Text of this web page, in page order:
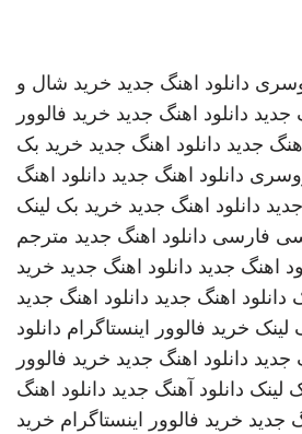
دانلود اهنگ جدید خرید شال و
جدید دانلود اهنگ جدید خرید فالوور
جدید دانلود اهنگ جدید خرید بک
دانلود اهنگ جدید دانلود اهنگ
دانلود اهنگ جدید خرید بک لینک
فارسی دانلود اهنگ جدید مترجم
اهنگ جدید دانلود اهنگ جدید خرید
دانلود اهنگ جدید دانلود اهنگ جدید
لینک خرید فالوور اینستاگرام دانلود
جدید دانلود اهنگ جدید خرید فالوور
لینک دانلود آهنگ جدید دانلود اهنگ
جدید خرید فالوور اینستاگرام خرید